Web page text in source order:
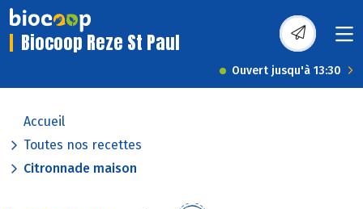
Biocoop Reze St Paul
Ouvert jusqu'à 13:30
Accueil
Toutes nos recettes
Citronnade maison